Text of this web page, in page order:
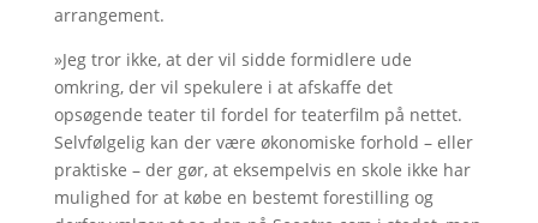
arrangement.
»Jeg tror ikke, at der vil sidde formidlere ude
omkring, der vil spekulere i at afskaffe det
opsøgende teater til fordel for teaterfilm på nettet.
Selvfølgelig kan der være økonomiske forhold – eller
praktiske – der gør, at eksempelvis en skole ikke har
mulighed for at købe en bestemt forestilling og